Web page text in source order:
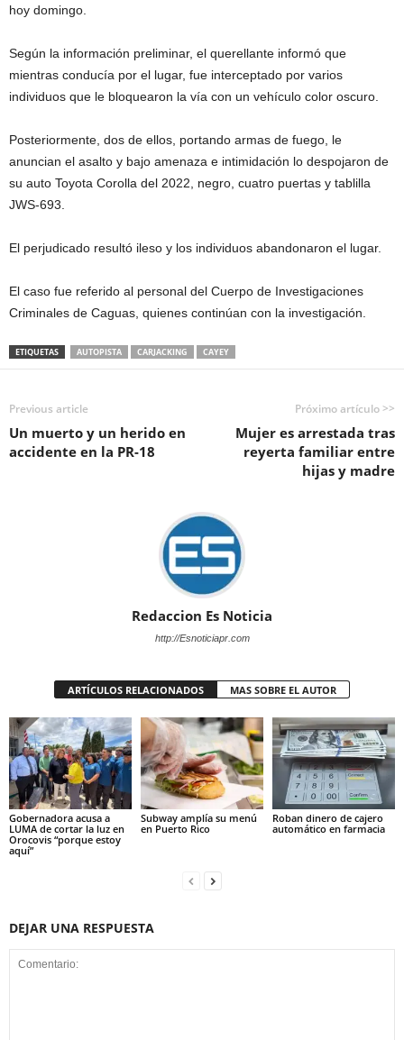
hoy domingo.
Según la información preliminar, el querellante informó que
mientras conducía por el lugar, fue interceptado por varios
individuos que le bloquearon la vía con un vehículo color oscuro.
Posteriormente, dos de ellos, portando armas de fuego, le
anuncian el asalto y bajo amenaza e intimidación lo despojaron de
su auto Toyota Corolla del 2022, negro, cuatro puertas y tablilla
JWS-693.
El perjudicado resultó ileso y los individuos abandonaron el lugar.
El caso fue referido al personal del Cuerpo de Investigaciones
Criminales de Caguas, quienes continúan con la investigación.
ETIQUETAS AUTOPISTA CARJACKING CAYEY
Previous article
Un muerto y un herido en
accidente en la PR-18
Próximo artículo >>
Mujer es arrestada tras
reyerta familiar entre
hijas y madre
Redaccion Es Noticia
http://Esnoticiapr.com
ARTÍCULOS RELACIONADOS MAS SOBRE EL AUTOR
Gobernadora acusa a
LUMA de cortar la luz en
Orocovis “porque estoy
aquí”
Subway amplía su menú
en Puerto Rico
Roban dinero de cajero
automático en farmacia
DEJAR UNA RESPUESTA